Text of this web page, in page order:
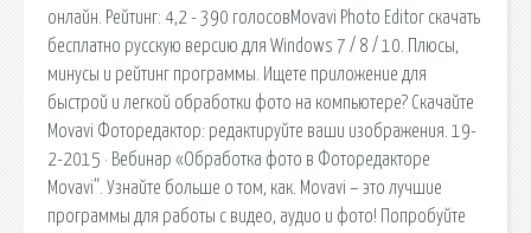
онлайн. Рейтинг: 4,2 - 390 голосовMovavi Photo Editor скачать
бесплатно русскую версию для Windows 7 / 8 / 10. Плюсы,
минусы и рейтинг программы. Ищете приложение для
быстрой и легкой обработки фото на компьютере? Скачайте
Movavi Фоторедактор: редактируйте ваши изображения. 19-
2-2015 · Вебинар «Обработка фото в Фоторедакторе
Movavi”. Узнайте больше о том, как. Movavi – это лучшие
программы для работы с видео, аудио и фото! Попробуйте